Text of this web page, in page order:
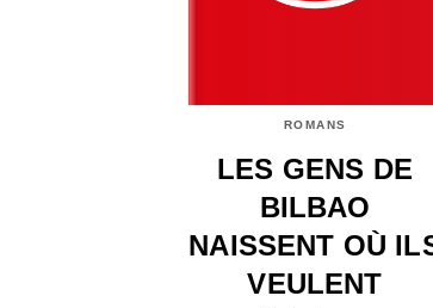
ROMANS
LES GENS DE
BILBAO
NAISSENT OÙ
VEULENT